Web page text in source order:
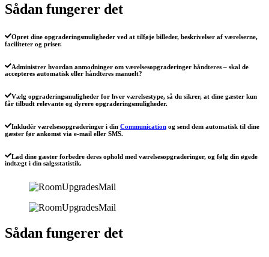
Sådan fungerer det
Opret dine opgraderingsmuligheder ved at tilføje billeder, beskrivelser af værelserne,
faciliteter og priser.
Administrer hvordan anmodninger om værelsesopgraderinger håndteres – skal de
accepteres automatisk eller håndteres manuelt?
Vælg opgraderingsmuligheder for hver værelsestype, så du sikrer, at dine gæster kun
får tilbudt relevante og dyrere opgraderingsmuligheder.
Inkludér værelsesopgraderinger i din Communicationog send dem automatisk til dine
gæster før ankomst via e-mail eller SMS.
Lad dine gæster forbedre deres ophold med værelsesopgraderinger, og følg din øgede
indtægt i din salgsstatistik.
Sådan fungerer det